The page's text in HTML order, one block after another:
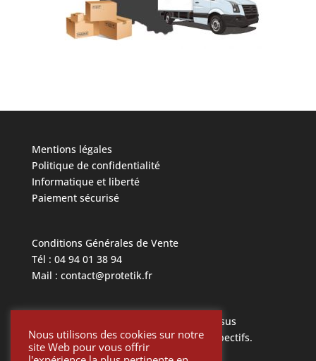
Mentions légales
Politique de confidentialité
Informatique et liberté
Paiement sécurisé
Conditions Générales de Vente
Tél : 04 94 01 38 94
Mail : contact@protetik.fr
Toutes les marques mentionnées ci dessus
appartiennent à leurs propriétaires respectifs.
Nous utilisons des cookies sur notre
site Web pour vous offrir